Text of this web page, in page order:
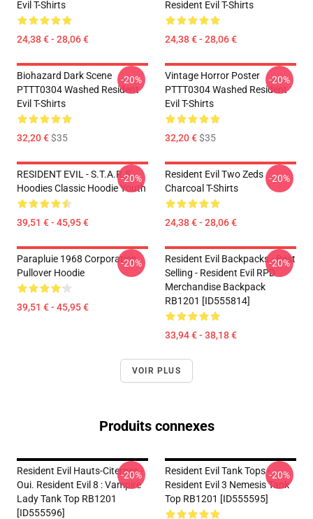
Evil T-Shirts
24,38 € - 28,06 €
Resident Evil T-Shirts
24,38 € - 28,06 €
Biohazard Dark Scene
PTTT0304 Washed Resident
Evil T-Shirts
32,20 €$35
-20%
Vintage Horror Poster
PTTT0304 Washed Resident
Evil T-Shirts
32,20 €$35
-20%
RESIDENT EVIL - S.T.A.R.S
Hoodies Classic Hoodie Youth
39,51 € - 45,95 €
-20%
Resident Evil Two Zeds
Charcoal T-Shirts
24,38 € - 28,06 €
-20%
Parapluie 1968 Corporation
Pullover Hoodie
39,51 € - 45,95 €
-20%
Resident Evil Backpacks - Best
Selling - Resident Evil RPD
Merchandise Backpack
RB1201 [ID555814]
33,94 € - 38,18 €
-20%
VOIR PLUS
Produits connexes
Resident Evil Hauts-Citernes -
Oui. Resident Evil 8 : Vampire
Lady Tank Top RB1201
[ID555596]
-20%
Resident Evil Tank Tops -
Resident Evil 3 Nemesis Tank
Top RB1201 [ID555595]
-20%